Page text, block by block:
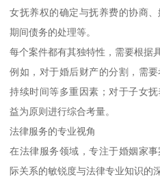
女抚养权的确定与抚养费的协商
期间债务的处理等。
每个案件都有其独特性，需要根据
例如，对于婚后财产的分割，需
持续时间等多重因素；对于子女
益为原则进行综合考量。
法律服务的专业视角
在法律服务领域，专注于婚姻家
际关系的敏锐度与法律专业知识的